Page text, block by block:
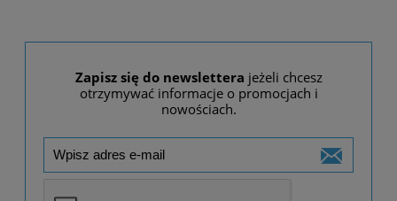
Zapisz się do newslettera jeżeli chcesz
otrzymywać informacje o promocjach i
nowościach.